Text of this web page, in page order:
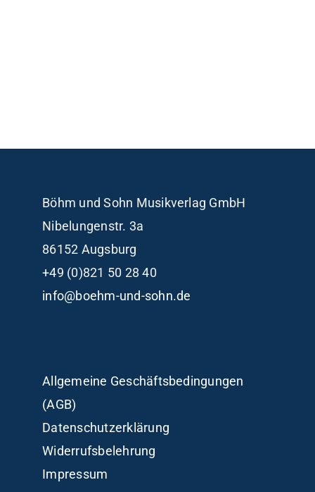
Böhm und Sohn Musikverlag GmbH
Nibelungenstr. 3a
86152 Augsburg
+49 (0)821 50 28 40
info@boehm-und-sohn.de
Allgemeine Geschäftsbedingungen
(AGB)
Datenschutzerklärung
Widerrufsbelehrung
Impressum